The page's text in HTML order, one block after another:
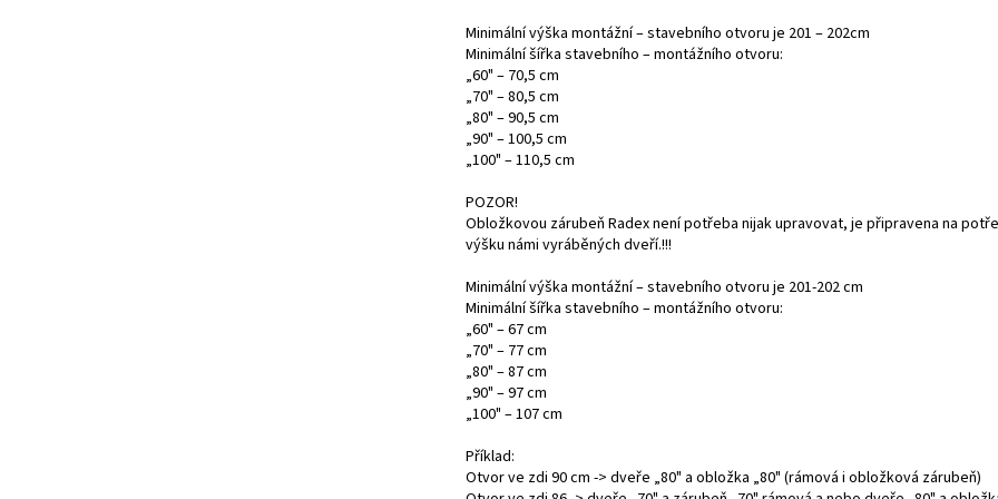
Minimální výška montážní – stavebního otvoru je 201 – 202cm
Minimální šířka stavebního – montážního otvoru:
„60" – 70,5 cm
„70" – 80,5 cm
„80" – 90,5 cm
„90" – 100,5 cm
„100" – 110,5 cm
POZOR!
Obložkovou zárubeň Radex není potřeba nijak upravovat, je připravena na
výšku námi vyráběných dveří.!!!
Minimální výška montážní – stavebního otvoru je 201-202 cm
Minimální šířka stavebního – montážního otvoru:
„60" – 67 cm
„70" – 77 cm
„80" – 87 cm
„90" – 97 cm
„100" – 107 cm
Příklad:
Otvor ve zdi 90 cm -> dveře „80" a obložka „80" (rámová i obložková zárubeň)